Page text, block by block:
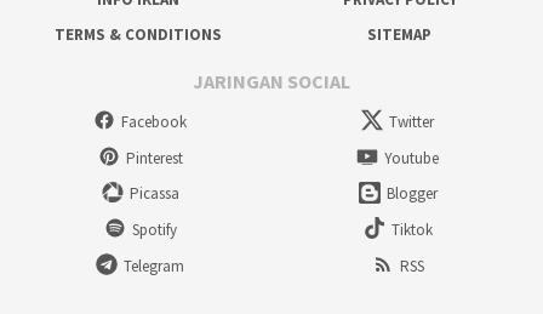
TERMS & CONDITIONS
SITEMAP
JARINGAN SOCIAL
Facebook
Twitter
Pinterest
Youtube
Picassa
Blogger
Spotify
Tiktok
Telegram
RSS